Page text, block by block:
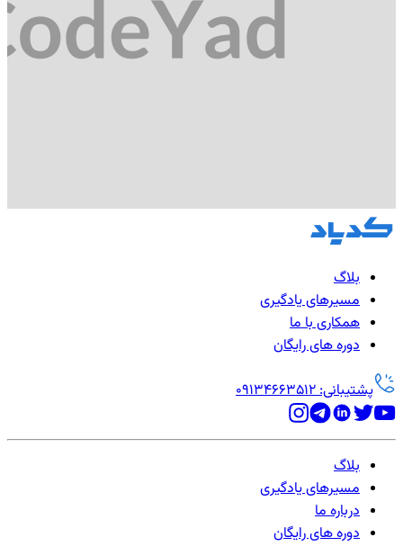
بلاگ
مسیرهای یادگیری
همکاری با ما
دوره های رایگان
پشتیبانی: 09134663512
بلاگ
مسیرهای یادگیری
درباره ما
دوره های رایگان